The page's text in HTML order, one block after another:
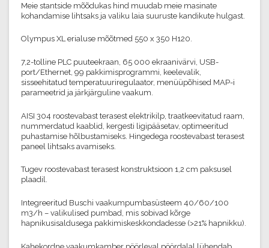
Meie stantside mõõdukas hind muudab meie masinate
kohandamise lihtsaks ja valiku laia suuruste kandikute hulgast.
Olympus XL erialuse mõõtmed 550 x 350 H120.
7,2-tolline PLC puuteekraan, 65 000 ekraanivärvi, USB-
port/Ethernet, 99 pakkimisprogrammi, keelevalik,
sisseehitatud temperatuuriregulaator, menüüpõhised MAP-i
parameetrid ja järkjärguline vaakum.
AISI 304 roostevabast terasest elektrikilp, traatkeevitatud raam,
nummerdatud kaablid, kergesti ligipääsetav, optimeeritud
puhastamise hõlbustamiseks. Hingedega roostevabast terasest
paneel lihtsaks avamiseks.
Tugev roostevabast terasest konstruktsioon 1,2 cm paksusel
plaadil.
Integreeritud Buschi vaakumpumbasüsteem 40/60/100
m3/h – valikulised pumbad, mis sobivad kõrge
hapnikusisaldusega pakkimiskeskkondadesse (>21% hapnikku).